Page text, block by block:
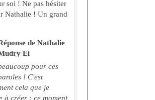
soi ! Ne pas hésiter
Nathalie ! Un grand
de Nathalie
Ei
pour ces
! C'est
cela que je
à créer : ce moment